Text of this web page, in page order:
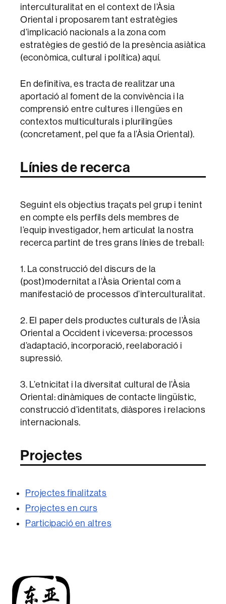
interculturalitat en el context de l’Àsia
Oriental i proposarem tant estratègies
d’implicació nacionals a la zona com
estratègies de gestió de la presència asiàtica
(econòmica, cultural i política) aquí.
En definitiva, es tracta de realitzar una
aportació al foment de la convivència i la
comprensió entre cultures i llengües en
contextos multiculturals i plurilingües
(concretament, pel que fa a l’Àsia Oriental).
Línies de recerca
Seguint els objectius traçats pel grup i tenint
en compte els perfils dels membres de
l’equip investigador, hem articulat la nostra
recerca partint de tres grans línies de treball:
1. La construcció del discurs de la
(post)modernitat a l’Àsia Oriental com a
manifestació de processos d’interculturalitat.
2. El paper dels productes culturals de l’Àsia
Oriental a Occident i viceversa: processos
d’adaptació, incorporació, reelaboració i
supressió.
3. L’etnicitat i la diversitat cultural de l’Àsia
Oriental: dinàmiques de contacte lingüístic,
construcció d’identitats, diàspores i relacions
internacionals.
Projectes
Projectes finalitzats
Projectes en curs
Participació en altres